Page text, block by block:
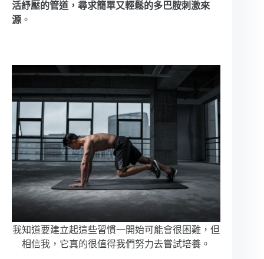
活紓壓的管道，尋求簡單又輕鬆的多巴胺刺激來
源 。
我知道要建立起這些習慣一開始可能會很困難，但
相信我，它真的很值得我們努力去嘗試培養。